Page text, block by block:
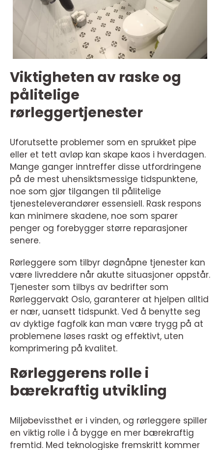
Viktigheten av raske og
pålitelige
rørleggertjenester
Uforutsette problemer som en sprukket pipe
eller et tett avløp kan skape kaos i hverdagen.
Mange ganger inntreffer disse utfordringene
på de mest uhensiktsmessige tidspunktene,
noe som gjør tilgangen til pålitelige
tjenesteleverandører essensiell. Rask respons
kan minimere skadene, noe som sparer
penger og forebygger større reparasjoner
senere.
Rørleggere som tilbyr døgnåpne tjenester kan
være livreddere når akutte situasjoner oppstår.
Tjenester som tilbys av bedrifter som
Rørleggervakt Oslo, garanterer at hjelpen alltid
er nær, uansett tidspunkt. Ved å benytte seg
av dyktige fagfolk kan man være trygg på at
problemene løses raskt og effektivt, uten
komprimering på kvalitet.
Rørleggerens rolle i
bærekraftig utvikling
Miljøbevissthet er i vinden, og rørleggere spiller
en viktig rolle i å bygge en mer bærekraftig
fremtid. Med teknologiske fremskritt kommer